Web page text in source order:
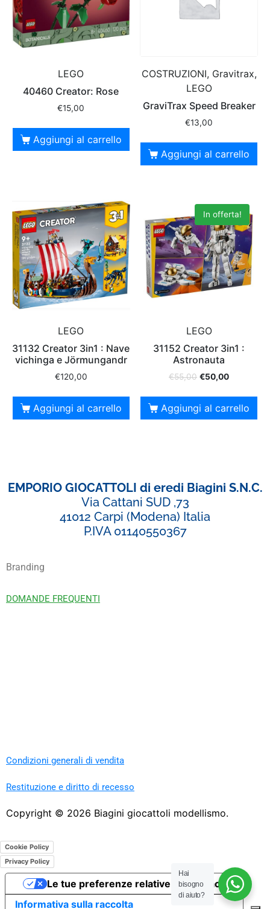
LEGO
40460 Creator: Rose
€15,00
Aggiungi al carrello
COSTRUZIONI, Gravitrax,
LEGO
GraviTrax Speed Breaker
€13,00
Aggiungi al carrello
LEGO
31132 Creator 3in1 : Nave
vichinga e Jörmungandr
€120,00
Aggiungi al carrello
In offerta!
LEGO
31152 Creator 3in1 :
Astronauta
€55,00 €50,00
Aggiungi al carrello
EMPORIO GIOCATTOLI di eredi Biagini S.N.C.
Via Cattani SUD ,73
41012 Carpi (Modena) Italia
P.IVA 01140550367
Branding
DOMANDE FREQUENTI
Condizioni generali di vendita
Restituzione e diritto di recesso
Copyright © 2026 Biagini giocattoli modellismo.
Cookie Policy
Privacy Policy
Hai
bisogno
di aiuto?
Informativa sulla raccolta
Le tue preferenze relative alla privacy